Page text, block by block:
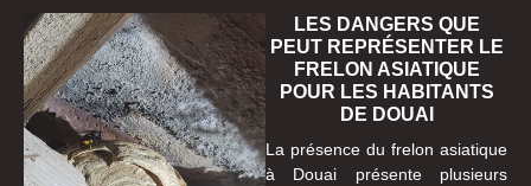
LES DANGERS QUE
PEUT REPRÉSENTER LE
FRELON ASIATIQUE
POUR LES HABITANTS
DE DOUAI
La présence du frelon asiatique
à Douai présente plusieurs